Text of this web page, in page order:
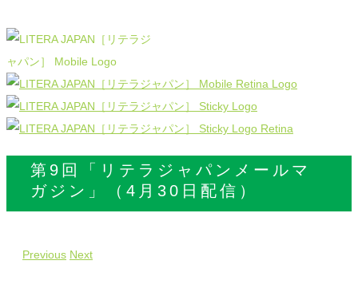
第9回「リテラジャパンメールマ
ガジン」（4月30日配信）
Previous Next